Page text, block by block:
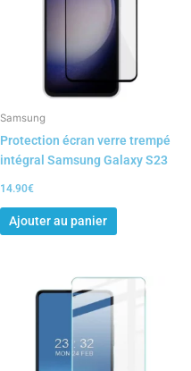
Samsung
Protection écran verre trempé
intégral Samsung Galaxy S23
14.90€
Ajouter au panier